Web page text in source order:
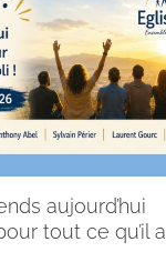
aujourd’hui
tout ce qu’il a